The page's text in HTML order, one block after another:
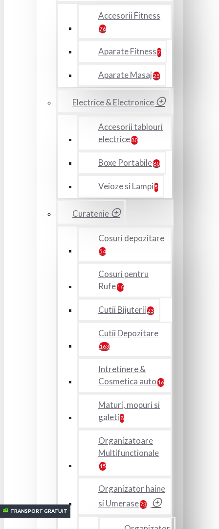
Accesorii Fitness
76
Aparate Fitness 7
Aparate Masaj 25
Electrice & Electronice
Accesorii tablouri
electrice80
Boxe Portabile80
Veioze si Lampi 5
Curatenie
Cosuri depozitare
54
Cosuri pentru
Rufe16
Cutii Bijuterii 23
Cutii Depozitare
163
Intretinere &
Cosmetica auto 16
Maturi, mopuri si
galeti 8
Organizatoare
Multifunctionale
15
Organizator haine
si Umerase73
TRANSPORT GRATUIT
TRANSPORT GRATUIT
TRANSPORT GRATUIT
TRANSPORT GRATUIT
TRANSPORT GRATUIT
TRANSPORT GRATUIT
TRANSPORT GRATUIT